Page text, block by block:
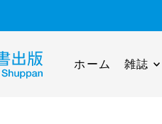
ホーム 雑誌